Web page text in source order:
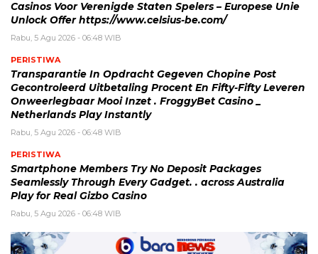
Casinos Voor Verenigde Staten Spelers – Europese Unie
Unlock Offer https://www.celsius-be.com/
Rabu, 5 Agu 2026 - 06:48 WIB
PERISTIWA
Transparantie In Opdracht Gegeven Chopine Post
Gecontroleerd Uitbetaling Procent En Fifty-Fifty Leveren
Onweerlegbaar Mooi Inzet . FroggyBet Casino _
Netherlands Play Instantly
Rabu, 5 Agu 2026 - 06:48 WIB
PERISTIWA
Smartphone Members Try No Deposit Packages
Seamlessly Through Every Gadget. . across Australia
Play for Real Gizbo Casino
Rabu, 5 Agu 2026 - 06:48 WIB